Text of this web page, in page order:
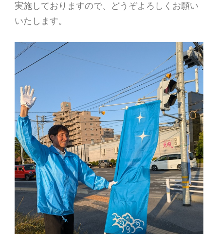
実施しておりますので、どうぞよろしくお願い
いたします。